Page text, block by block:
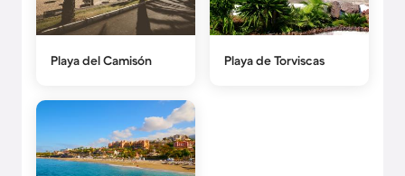
Playa del Camisón Playa de Torviscas